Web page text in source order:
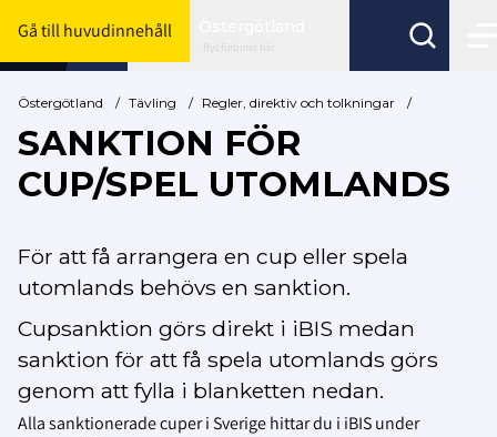
Gå till huvudinnehåll
Byt förbund här
Östergötland / Tävling / Regler, direktiv och tolkningar /
SANKTION FÖR
CUP/SPEL UTOMLANDS
För att få arrangera en cup eller spela
utomlands behövs en sanktion.
Cupsanktion görs direkt i iBIS medan
sanktion för att få spela utomlands görs
genom att fylla i blanketten nedan.
Alla sanktionerade cuper i Sverige hittar du i iBIS under